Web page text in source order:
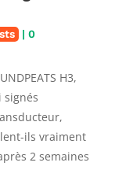
| 0
H3,
signés
ils vraiment
2 semaines